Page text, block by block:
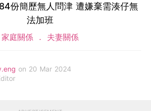
份簡歷無人問津 遭嫌棄需湊仔無
法加班
家庭關係 夫妻關係
on 20 Mar 2024